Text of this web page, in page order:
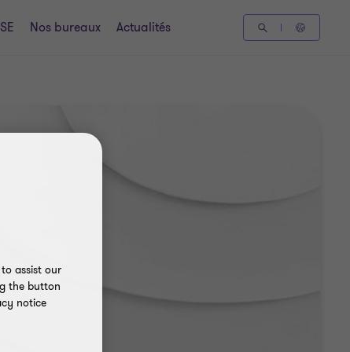
Nos bureaux Actualités
assist our
the button
notice